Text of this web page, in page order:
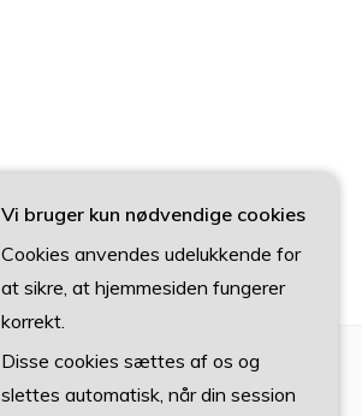
Vi bruger kun nødvendige cookies
Cookies anvendes udelukkende for
at sikre, at hjemmesiden fungerer
korrekt.
Disse cookies sættes af os og
slettes automatisk, når din session